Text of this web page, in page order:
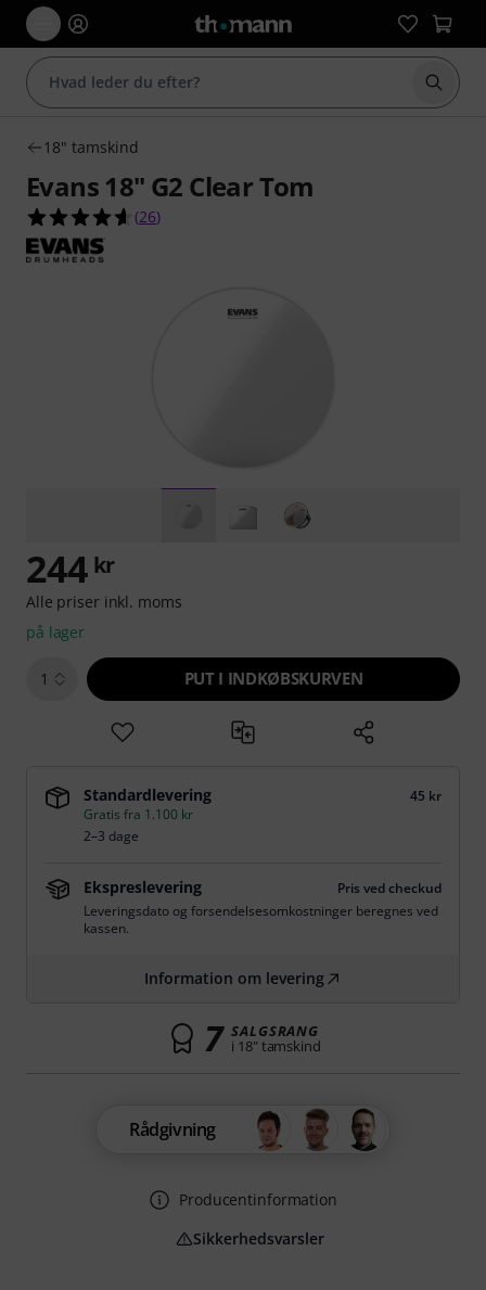
Start
18" tamskind
Evans 18" G2 Clear Tom
4.6 ud af 5 stjerner fra 26 kundebedømmelser
(26)
244 kr
Alle priser inkl. moms
på lager
1 PUT I INDKØBSKURVEN
Standardlevering
45 kr
Gratis fra 1.100 kr
2–3 dage
Ekspreslevering
Pris ved checkud
Leveringsdato og forsendelsesomkostninger beregnes ved
kassen.
Information om levering
7 SALGSRANG
i 18" tamskind
Rådgivning
Producentinformation
Sikkerhedsvarsler